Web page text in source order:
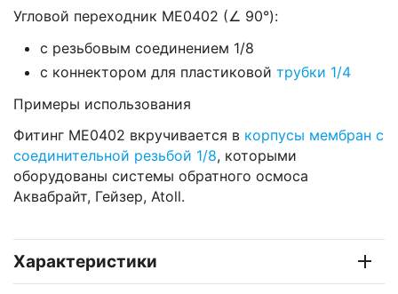
Угловой переходник ME0402 (∠ 90°):
с резьбовым соединением 1/8
с коннектором для пластиковой трубки 1/4
Примеры использования
Фитинг ME0402 вкручивается в корпусы мембран с
соединительной резьбой 1/8, которыми
оборудованы системы обратного осмоса
Аквабрайт, Гейзер, Atoll.
Характеристики